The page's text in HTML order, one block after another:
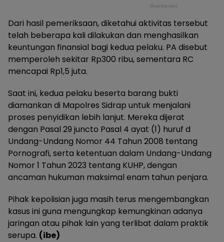
Dari hasil pemeriksaan, diketahui aktivitas tersebut
telah beberapa kali dilakukan dan menghasilkan
keuntungan finansial bagi kedua pelaku. PA disebut
memperoleh sekitar Rp300 ribu, sementara RC
mencapai Rp1,5 juta.
Saat ini, kedua pelaku beserta barang bukti
diamankan di Mapolres Sidrap untuk menjalani
proses penyidikan lebih lanjut. Mereka dijerat
dengan Pasal 29 juncto Pasal 4 ayat (1) huruf d
Undang-Undang Nomor 44 Tahun 2008 tentang
Pornografi, serta ketentuan dalam Undang-Undang
Nomor 1 Tahun 2023 tentang KUHP, dengan
ancaman hukuman maksimal enam tahun penjara.
Pihak kepolisian juga masih terus mengembangkan
kasus ini guna mengungkap kemungkinan adanya
jaringan atau pihak lain yang terlibat dalam praktik
serupa. (ibe)